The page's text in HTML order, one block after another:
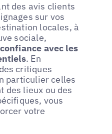
des avis clients
sur vos
locales, à
sociale,
avec les
. En
critiques
particulier celles
des lieux ou des
vous
votre